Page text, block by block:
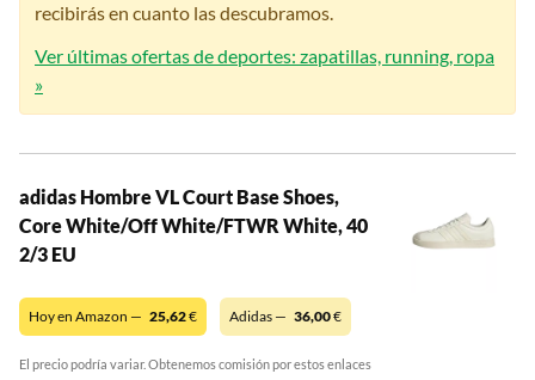
recibirás en cuanto las descubramos.
Ver últimas ofertas de deportes: zapatillas, running, ropa
»
adidas Hombre VL Court Base Shoes,
Core White/Off White/FTWR White, 40
2/3 EU
Hoy en Amazon — 25,62€ Adidas — 36,00€
El precio podría variar. Obtenemos comisión por estos enlaces